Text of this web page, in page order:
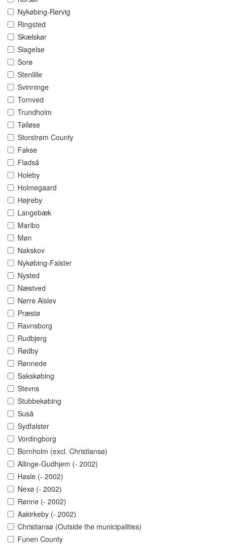
Nykøbing-Rørvig
Ringsted
Skælskør
Slagelse
Sorø
Stenlille
Svinninge
Tornved
Trundholm
Tølløse
Storstrøm County
Fakse
Fladså
Holeby
Holmegaard
Højreby
Langebæk
Maribo
Møn
Nakskov
Nykøbing-Falster
Nysted
Næstved
Nørre Alslev
Præstø
Ravnsborg
Rudbjerg
Rødby
Rønnede
Sakskøbing
Stevns
Stubbekøbing
Suså
Sydfalster
Vordingborg
Bornholm (excl. Christiansø)
Allinge-Gudhjem (- 2002)
Hasle (- 2002)
Nexø (- 2002)
Rønne (- 2002)
Aakirkeby (- 2002)
Christiansø (Outside the municipalities)
Funen County